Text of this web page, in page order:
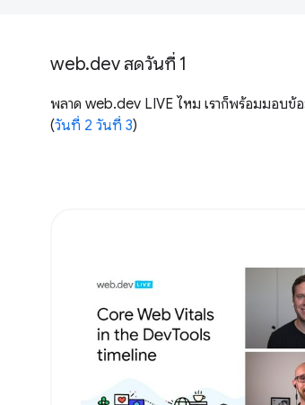
web.dev สดวันที่ 1
พลาด web.dev LIVE ไหม เราก็พร้อมมอบ
(วันที่ 2 วันที่ 3)